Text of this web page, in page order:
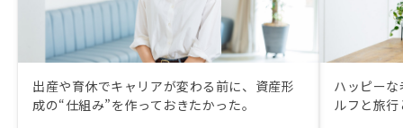
出産や育休でキャリアが変わる前に、資産形
成の“仕組み”を作っておきたかった。
ハッピー
ルフと旅